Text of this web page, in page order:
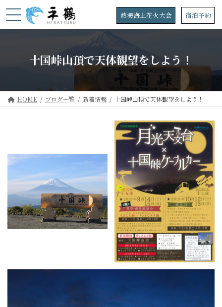
ン
プ
ビ
動
熱海海上花火大会 宿泊予約
十国峠山頂で天体観望をしよう！
HOME ブログ一覧 新着情報 十国峠山頂で天体観望をしよう！